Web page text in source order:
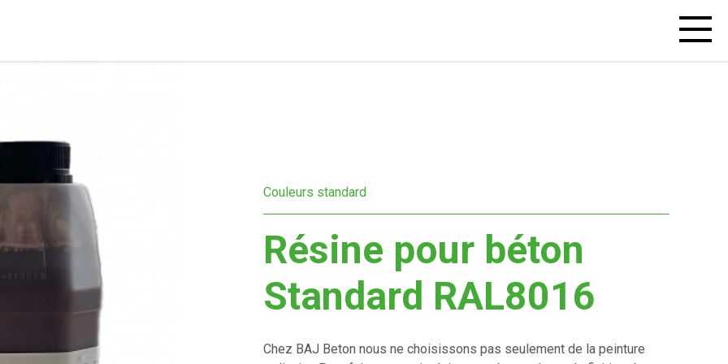
Open
mobiel
Couleurs standard
Résine pour béton
Standard RAL8016
Chez BAJ Beton nous ne choisissons pas seulement de la peinture